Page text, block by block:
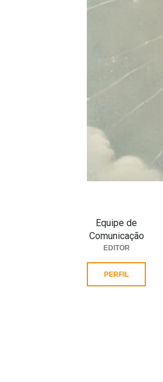
Equipe de
Comunicação
EDITOR
PERFIL